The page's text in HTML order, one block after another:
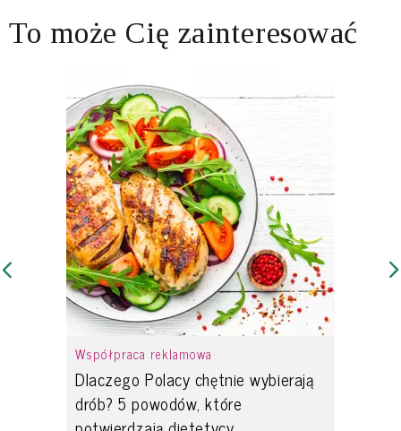
To może Cię zainteresować
Współpraca reklamowa
Dlaczego Polacy chętnie wybierają
drób? 5 powodów, które